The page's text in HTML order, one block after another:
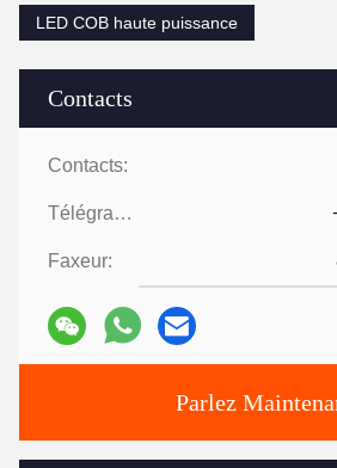
Contacts
Contacts:
Télégramme:
Faxeur:
Parlez
LED COB haute puissance